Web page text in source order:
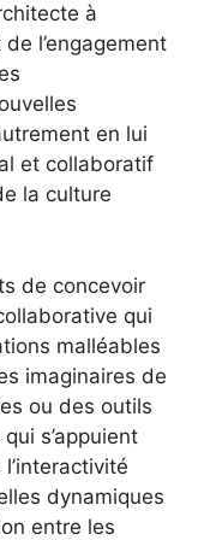
à
l’engagement
en lui
et collaboratif
la culture
de concevoir
qui
malléables
imaginaires de
ou des outils
s’appuient
dynamiques
entre les